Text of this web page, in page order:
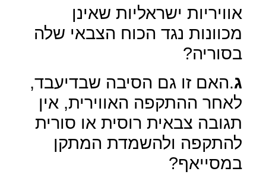
אוויריות ישראליות שאינן
מכוונות נגד הכוח הצבאי שלה
בסוריה?
ג.האם זו גם הסיבה שבדיעבד,
לאחר ההתקפה האווירית, אין
תגובה צבאית רוסית או סורית
להתקפה ולהשמדת המתקן
במסייאף?